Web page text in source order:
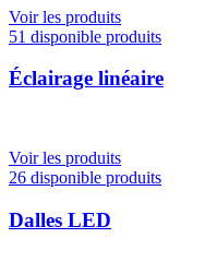
Voir les produits
51 disponible produits
Éclairage linéaire
Voir les produits
26 disponible produits
Dalles LED